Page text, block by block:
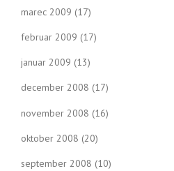
marec 2009 (17)
februar 2009 (17)
januar 2009 (13)
december 2008 (17)
november 2008 (16)
oktober 2008 (20)
september 2008 (10)